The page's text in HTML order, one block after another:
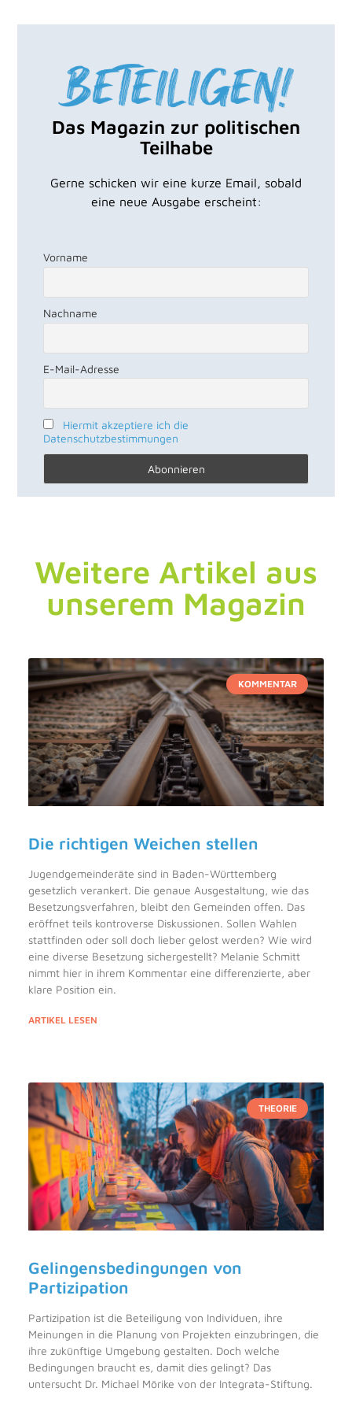
Das Magazin zur politischen
Teilhabe
Gerne schicken wir eine kurze Email, sobald
eine neue Ausgabe erscheint:
Vorname
Nachname
E-Mail-Adresse
Hiermit akzeptiere ich die
Datenschutzbestimmungen
Weitere Artikel aus
unserem Magazin
KOMMENTAR
Die richtigen Weichen stellen
Jugendgemeinderäte sind in Baden-Württemberg
gesetzlich verankert. Die genaue Ausgestaltung, wie das
Besetzungsverfahren, bleibt den Gemeinden offen. Das
eröffnet teils kontroverse Diskussionen. Sollen Wahlen
stattfinden oder soll doch lieber gelost werden? Wie wird
eine diverse Besetzung sichergestellt? Melanie Schmitt
nimmt hier in ihrem Kommentar eine differenzierte, aber
klare Position ein.
ARTIKEL LESEN
THEORIE
Gelingensbedingungen von
Partizipation
Partizipation ist die Beteiligung von Individuen, ihre
Meinungen in die Planung von Projekten einzubringen, die
ihre zukünftige Umgebung gestalten. Doch welche
Bedingungen braucht es, damit dies gelingt? Das
untersucht Dr. Michael Mörike von der Integrata-Stiftung.